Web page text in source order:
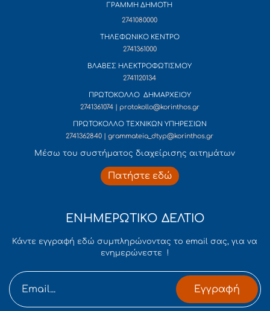
ΓΡΑΜΜΗ ΔΗΜΟΤΗ
2741080000
ΤΗΛΕΦΩΝΙΚΟ ΚΕΝΤΡΟ
2741361000
ΒΛΑΒΕΣ ΗΛΕΚΤΡΟΦΩΤΙΣΜΟΥ
2741120134
ΠΡΩΤΟΚΟΛΛΟ ΔΗΜΑΡΧΕΙΟΥ
2741361074 | protokollo@korinthos.gr
ΠΡΩΤΟΚΟΛΛΟ ΤΕΧΝΙΚΩΝ ΥΠΗΡΕΣΙΩΝ
2741362840 | grammateia_dtyp@korinthos.gr
Mέσω του συστήματος διαχείρισης αιτημάτων
Πατήστε εδώ
ΕΝΗΜΕΡΩΤΙΚΟ ΔΕΛΤΙΟ
Κάντε εγγραφή εδώ συμπληρώνοντας το email σας, για να
ενημερώνεστε !
Εγγραφή